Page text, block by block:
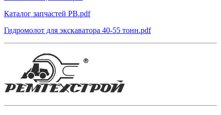
Каталог запчастей РВ.pdf
Гидромолот для экскаватора 40-55 тонн.pdf